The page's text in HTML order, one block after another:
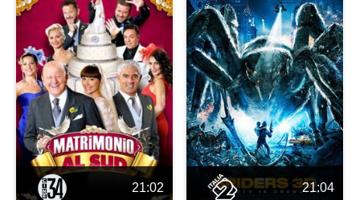
21:02 21:04